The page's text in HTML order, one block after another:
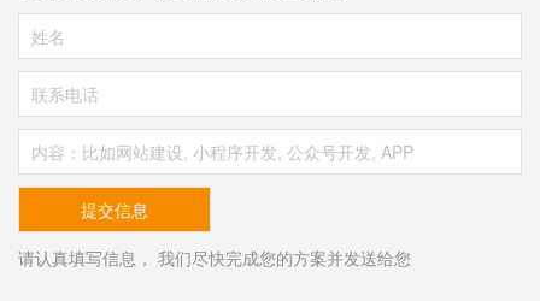
请认真填写信息， 我们尽快完成您的方案并发送给您